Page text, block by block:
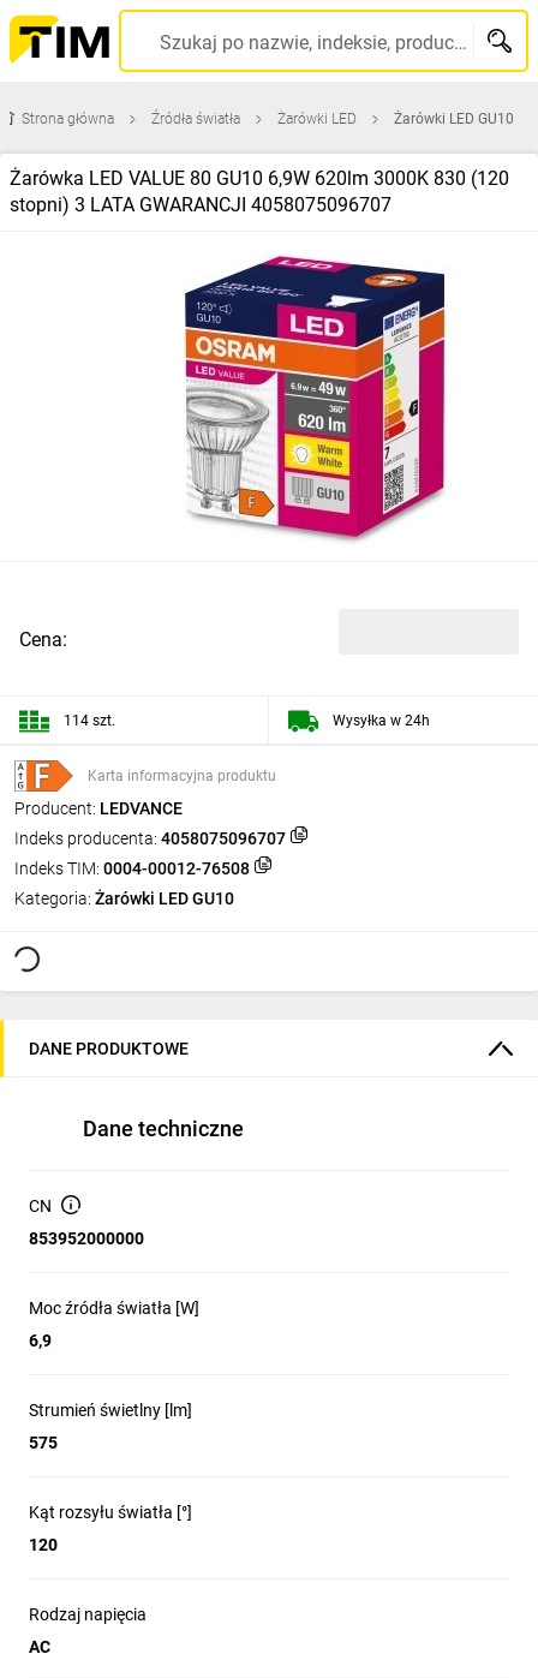
Szukaj po nazwie, indeksie, producencie, kodzie kreskowym...
Strona główna Źródła światła Żarówki LED Żarówki LED GU10
Żarówka LED VALUE 80 GU10 6,9W 620lm 3000K 830 (120
stopni) 3 LATA GWARANCJI 4058075096707
Karta informacyjna produktu
Producent: LEDVANCE
Indeks producenta: 4058075096707
Indeks TIM: 0004-00012-76508
Kategoria: Żarówki LED GU10
Cena:
114 szt. Wysyłka w 24h
DANE PRODUKTOWE
Dane techniczne
CN
853952000000
Moc źródła światła [W]
6,9
Strumień świetlny [lm]
575
Kąt rozsyłu światła [°]
120
Rodzaj napięcia
AC